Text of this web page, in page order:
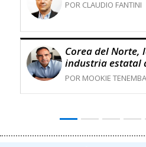
POR CLAUDIO FANTINI
Corea del Norte,
industria estatal
POR MOOKIE